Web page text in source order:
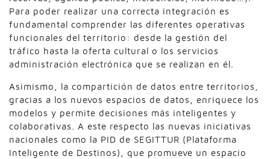
Para poder realizar una correcta integración es
fundamental comprender las diferentes operativas
funcionales del territorio: desde la gestión del
tráfico hasta la oferta cultural o los servicios
administración electrónica que se realizan en él.
Asimismo, la compartición de datos entre territorios,
gracias a los nuevos espacios de datos, enriquece los
modelos y permite decisiones más inteligentes y
colaborativas. A este respecto las nuevas iniciativas
nacionales como la PID de SEGITTUR (Plataforma
Inteligente de Destinos), que promueve un espacio